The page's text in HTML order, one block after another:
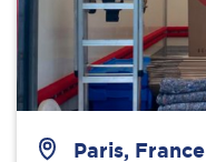
Paris, France